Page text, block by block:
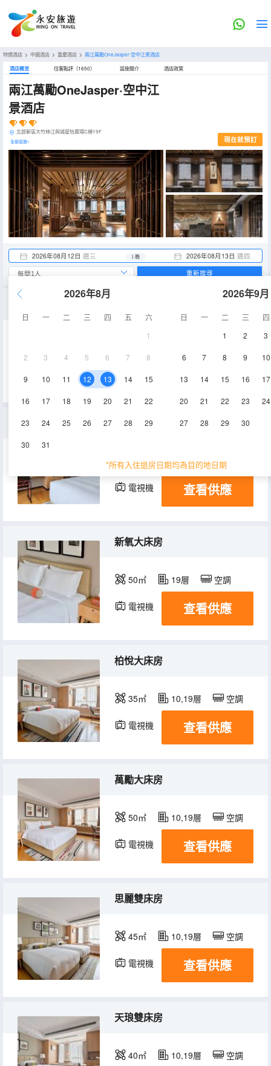
特價酒店 > 中國酒店 > 重慶酒店 > 兩江萬勵OneJasper·空中江景酒店
酒店概览 住客點評（1650） 設施簡介 酒店政策
兩江萬勵OneJasper·空中江
景酒店
北部新區大竹林江與城星怡廣場C棟19F
全部設施> 現在就預訂
2026年08月12日 週三 2026年08月13日 週四
1 晚
2026年8月
日 一 二 三 四 五
六
1
2 3 4 5 6 7 8
9 10 11 12 13 14 15
16 17 18 19 20 21 22
23 24 25 26 27 28 29
30 31
2026年9月
日 一 二 三
四
1
2 3
6 7 8 9 10
13 14 15 16 17
20 21 22 23 24
27 28 29 30
*所有入住退房日期均為目的地日期
重新搜尋
江景柏悅大床房
35㎡ 10,19層 空調
電視機 查看供應
新氧大床房
50㎡ 19層 空調
電視機 查看供應
柏悅大床房
35㎡ 10,19層 空調
電視機 查看供應
萬勵大床房
50㎡ 10,19層 空調
電視機 冰箱
查看供應
思麗雙床房
45㎡ 10,19層 空調
電視機 查看供應
天琅雙床房
40㎡ 10,19層 空調